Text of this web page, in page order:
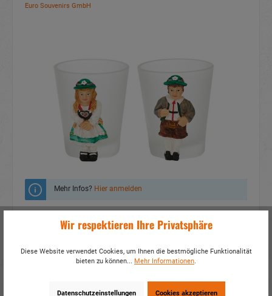
Euro Souvenirs GmbH
Mehr Infos? Hier anmelden
Zum Merkzettel hinzufügen
Fragen zum Produkt
Verpackungseinheit: 12 / 144
Wir respektieren Ihre Privatsphäre
Diese Website verwendet Cookies, um Ihnen die bestmögliche Funktionalität
bieten zu können... Mehr Informationen.
Datenschutzeinstellungen Cookies akzeptieren